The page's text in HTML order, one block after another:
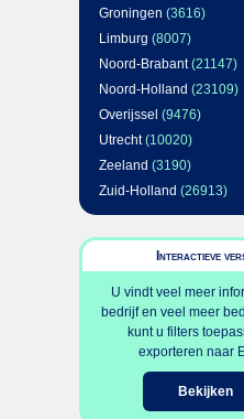
Groningen (3616)
Limburg (8007)
Noord-Brabant(21147)
Noord-Holland (23109)
Overijssel (9476)
Utrecht(10020)
Zeeland (3190)
Zuid-Holland (26913)
Interactieve
U vindt veel meer
bedrijf en veel meer
kunt u filters
exporteren naar
Bekijken